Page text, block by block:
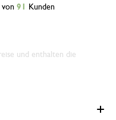
von 91 Kunden
und enthalten die